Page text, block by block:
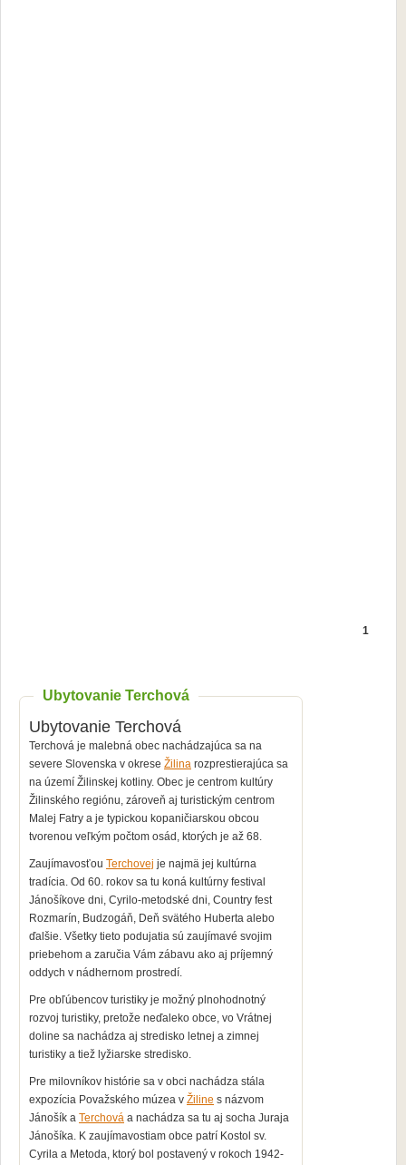
1
Ubytovanie Terchová
Ubytovanie Terchová
Terchová je malebná obec nachádzajúca sa na
severe Slovenska v okrese Žilina rozprestierajúca sa
na území Žilinskej kotliny. Obec je centrom kultúry
Žilinského regiónu, zároveň aj turistickým centrom
Malej Fatry a je typickou kopaničiarskou obcou
tvorenou veľkým počtom osád, ktorých je až 68.
Zaujímavosťou Terchovej je najmä jej kultúrna
tradícia. Od 60. rokov sa tu koná kultúrny festival
Jánošíkove dni, Cyrilo-metodské dni, Country fest
Rozmarín, Budzogáň, Deň svätého Huberta alebo
ďalšie. Všetky tieto podujatia sú zaujímavé svojim
priebehom a zaručia Vám zábavu ako aj príjemný
oddych v nádhernom prostredí.
Pre obľúbencov turistiky je možný plnohodnotný
rozvoj turistiky, pretože neďaleko obce, vo Vrátnej
doline sa nachádza aj stredisko letnej a zimnej
turistiky a tiež lyžiarske stredisko.
Pre milovníkov histórie sa v obci nachádza stála
expozícia Považského múzea v Žiline s názvom
Jánošík a Terchová a nachádza sa tu aj socha Juraja
Jánošíka. K zaujímavostiam obce patrí Kostol sv.
Cyrila a Metoda, ktorý bol postavený v rokoch 1942-